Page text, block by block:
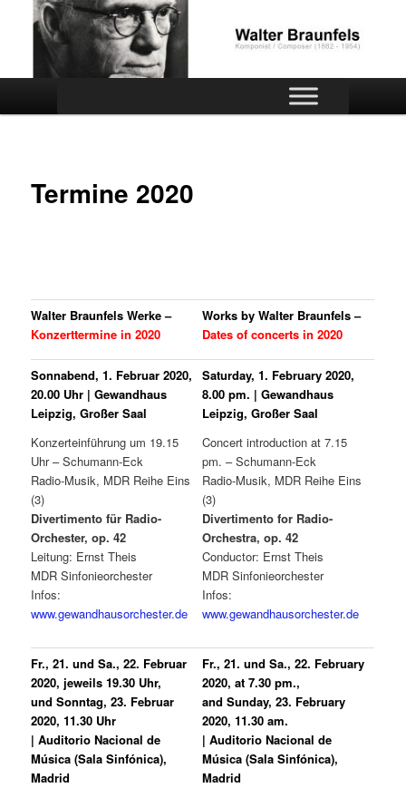
wechseln
Walter Braunfels
Official website
Termine 2020
Walter Braunfels Werke –
Konzerttermine in 2020
Works by Walter Braunfels –
Dates of concerts in 2020
Sonnabend, 1. Februar 2020,
20.00 Uhr | Gewandhaus
Leipzig, Großer Saal
Konzerteinführung um 19.15
Uhr – Schumann-Eck
Radio-Musik, MDR Reihe Eins
(3)
Divertimento für Radio-
Orchester, op. 42
Leitung: Ernst Theis
MDR Sinfonieorchester
Infos:
www.gewandhausorchester.de
Saturday, 1. February 2020,
8.00 pm. | Gewandhaus
Leipzig, Großer Saal
Concert introduction at 7.15
pm. – Schumann-Eck
Radio-Musik, MDR Reihe Eins
(3)
Divertimento for Radio-
Orchestra, op. 42
Conductor: Ernst Theis
MDR Sinfonieorchester
Infos:
www.gewandhausorchester.de
Fr., 21. und Sa., 22. Februar
2020, jeweils 19.30 Uhr,
und Sonntag, 23. Februar
2020, 11.30 Uhr
| Auditorio Nacional de
Música (Sala Sinfónica),
Madrid
Fr., 21. und Sa., 22. February
2020, at 7.30 pm.,
and Sunday, 23. February
2020, 11.30 am.
| Auditorio Nacional de
Música (Sala Sinfónica),
Madrid